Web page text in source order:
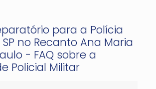
para a Polícia
SP no Recanto Ana Maria
- FAQ sobre a
Policial Militar